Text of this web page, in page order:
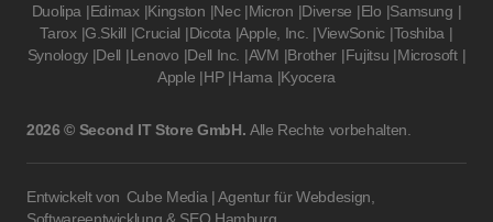
Duolipa |Edimax |Kingston |Nec |Micron |Diverse |Elo |Samsung |
Tarox |G.Skill |Crucial |Dicota |Apple, Inc. |ViewSonic |Toshiba |
Synology |Dell |Lenovo |Dell Inc. |AVM |Brother |Fujitsu |Microsoft |
Apple |HP |Hama |Kyocera
2026 © Second IT Store GmbH. Alle Rechte vorbehalten.
Entwickelt von Cube Media | Agentur für Webdesign,